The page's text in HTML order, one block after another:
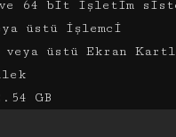
ve 64 bit işletim
üstü işlemci
veya üstü Ekran
GB